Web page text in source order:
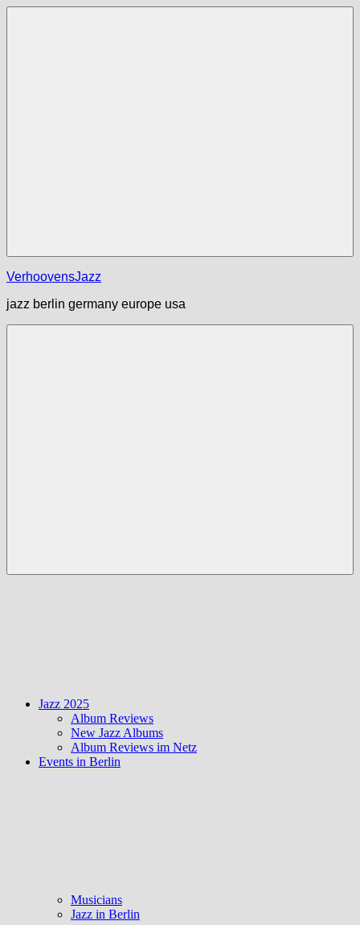
Zum
VerhoovensJazz
jazz berlin germany europe usa
Jazz 2025
Album Reviews
New Jazz Albums
Album Reviews im Netz
Events in Berlin
Musicians
Jazz in Berlin